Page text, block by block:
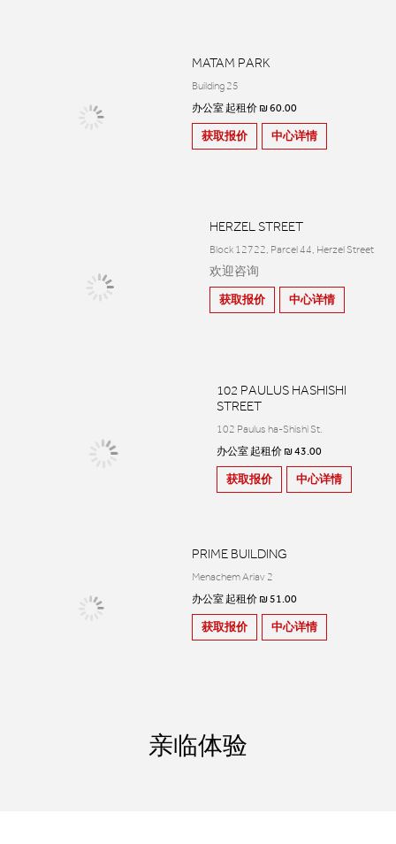
MATAM PARK
Building 25
办公室 起租价 ₪ 60.00
获取报价 中心详情
HERZEL STREET
Block 12722, Parcel 44, Herzel Street
欢迎咨询
获取报价 中心详情
102 PAULUS HASHISHI
STREET
102 Paulus ha-Shishi St.
办公室 起租价 ₪ 43.00
获取报价 中心详情
PRIME BUILDING
Menachem Ariav 2
办公室 起租价 ₪ 51.00
获取报价 中心详情
亲临体验